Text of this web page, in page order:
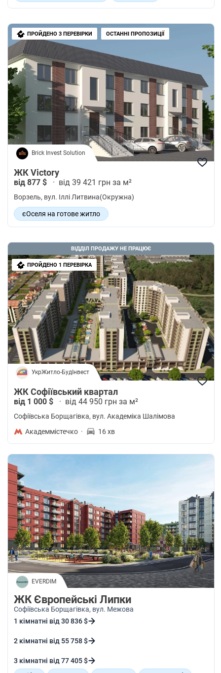
Еко-матеріали
Подвійне скління
Закрита територія
ПРОЙДЕНО 3 ПЕРЕВІРКИ ОСТАННІ ПРОПОЗИЦІЇ
Brick Invest Solution
ЖК Victory
від 877 $ · від 39 421 грн за м²
Ворзель, вул. Іллі Литвина(Окружна)
єОселя на готове житло
ВІДДІЛ ПРОДАЖУ НЕ ПРАЦЮЄ
ПРОЙДЕНО 1 ПЕРЕВІРКА
УкрЖитло-БудІнвест
ЖК Софіївський квартал
від 1 000 $ · від 44 950 грн за м²
Софіївська Борщагівка, вул. Академіка Шалімова
Академмістечко · 16 хв
EVERDIM
ЖК Європейські Липки
Софіївська Борщагівка, вул. Межова
1 кімнатні від 30 836 $
2 кімнатні від 55 758 $
3 кімнатні від 77 405 $